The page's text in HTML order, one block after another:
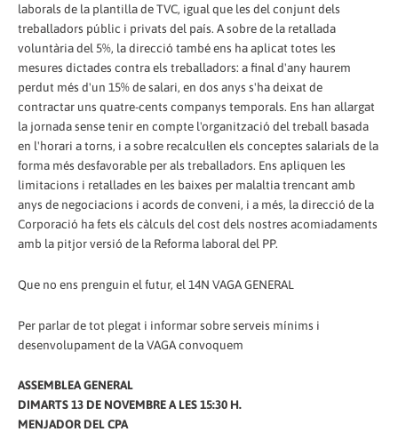
laborals de la plantilla de TVC, igual que les del conjunt dels
treballadors públic i privats del país. A sobre de la retallada
voluntària del 5%, la direcció també ens ha aplicat totes les
mesures dictades contra els treballadors: a final d'any haurem
perdut més d'un 15% de salari, en dos anys s'ha deixat de
contractar uns quatre-cents companys temporals. Ens han allargat
la jornada sense tenir en compte l'organització del treball basada
en l'horari a torns, i a sobre recalcul·len els conceptes salarials de la
forma més desfavorable per als treballadors. Ens apliquen les
limitacions i retallades en les baixes per malaltia trencant amb
anys de negociacions i acords de conveni, i a més, la direcció de la
Corporació ha fets els càlculs del cost dels nostres acomiadaments
amb la pitjor versió de la Reforma laboral del PP.
Que no ens prenguin el futur, el 14N VAGA GENERAL
Per parlar de tot plegat i informar sobre serveis mínims i
desenvolupament de la VAGA convoquem
ASSEMBLEA GENERAL
DIMARTS 13 DE NOVEMBRE A LES 15:30 H.
MENJADOR DEL CPA